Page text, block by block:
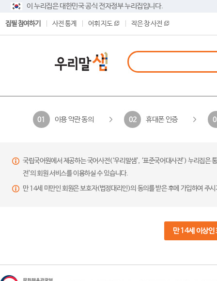
이 누리집은 대한민국 공식 전자정부 누리집입니다.
집필 참여하기 사전 통계 어휘 지도 작은 창 사전
01 이용 약관 동의 02 휴대폰 인증
국립국어원에서 제공하는 국어사전(‘우리말샘’, ‘표준국어대사전’) 누리집
전’의 회원 서비스를 이용하실 수 있습니다.
만 14세 미만인 회원은 보호자(법정대리인)의 동의를 받은 후에 가입하여 주
만 14세 이상인